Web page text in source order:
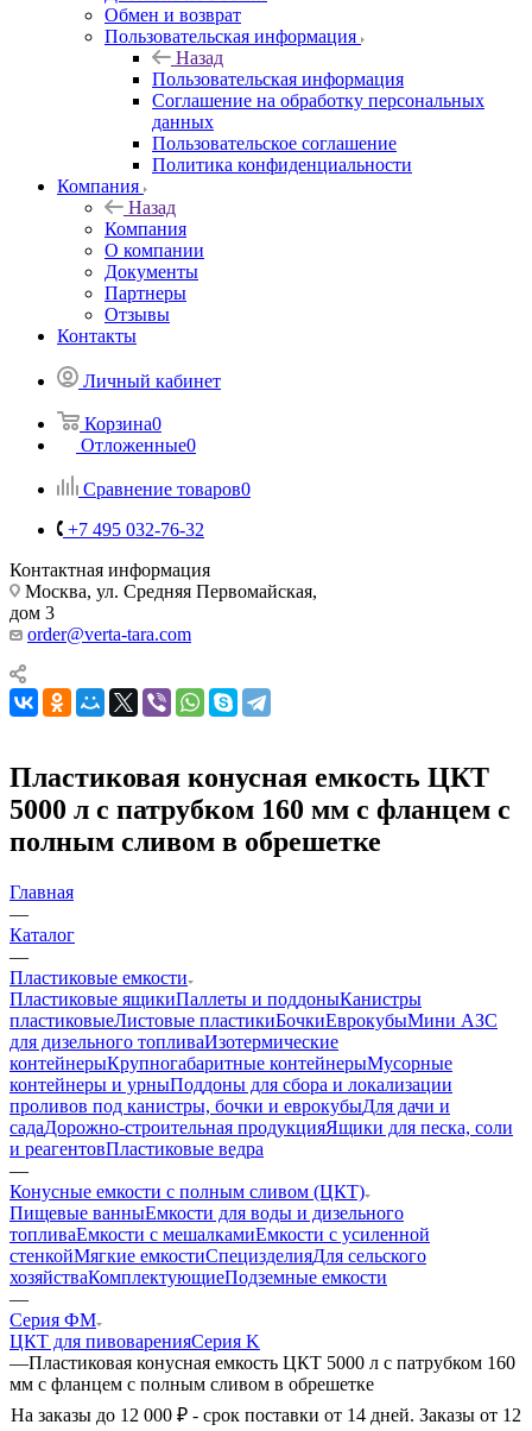
Обмен и возврат
Пользовательская информация
Назад
Пользовательская информация
Соглашение на обработку персональных
данных
Пользовательское соглашение
Политика конфиденциальности
Компания
Назад
Компания
О компании
Документы
Партнеры
Отзывы
Контакты
Личный кабинет
Корзина0
Отложенные0
Сравнение товаров0
+7 495 032-76-32
Контактная информация
Москва, ул. Средняя Первомайская,
дом 3
order@verta-tara.com
Пластиковая конусная емкость ЦКТ
5000 л с патрубком 160 мм с фланцем с
полным сливом в обрешетке
Главная
—
Каталог
—
Пластиковые емкости
Пластиковые ящикиПаллеты и поддоныКанистры
пластиковыеЛистовые пластикиБочкиЕврокубыМини АЗС
для дизельного топливаИзотермические
контейнерыКрупногабаритные контейнерыМусорные
контейнеры и урныПоддоны для сбора и локализации
проливов под канистры, бочки и еврокубыДля дачи и
садаДорожно-строительная продукцияЯщики для песка, соли
и реагентовПластиковые ведра
—
Конусные емкости с полным сливом (ЦКТ)
Пищевые ванныЕмкости для воды и дизельного
топливаЕмкости с мешалкамиЕмкости с усиленной
стенкойМягкие емкостиСпецизделияДля сельского
хозяйстваКомплектующиеПодземные емкости
—
Серия ФМ
ЦКТ для пивоваренияСерия K
—Пластиковая конусная емкость ЦКТ 5000 л с патрубком 160
мм с фланцем с полным сливом в обрешетке
На заказы до 12 000 ₽ - срок поставки от 14 дней. Заказы от 12